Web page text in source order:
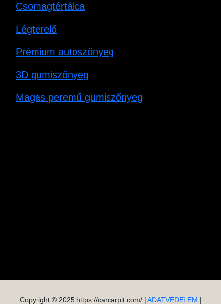
Csomagtértálca
Légterelő
Prémium autoszőnyeg
3D gumiszőnyeg
Magas peremű gumiszőnyeg
Copyright © 2025 https://carcarpit.com/ | ADATVÉDELEM |